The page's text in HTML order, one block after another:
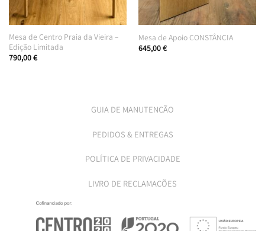
Mesa de Centro Praia da Vieira –
Edição Limitada
790,00€
Mesa de Apoio CONSTÂNCIA
645,00€
GUIA DE MANUTENÇÃO
PEDIDOS & ENTREGAS
POLÍTICA DE PRIVACIDADE
LIVRO DE RECLAMAÇÕES